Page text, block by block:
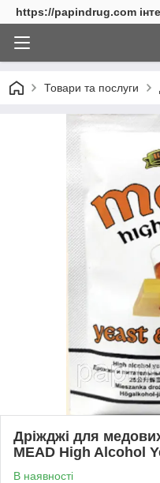
https://papindrug.com
Товари та послуги
Дріжджі для
MEAD High Alcohol
В наявності